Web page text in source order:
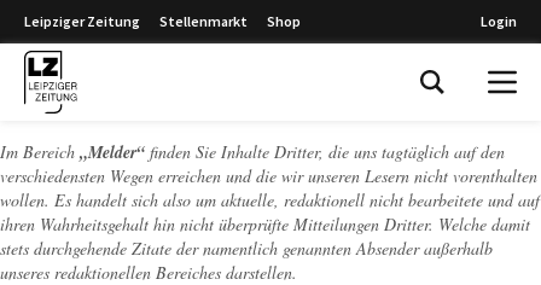
Leipziger Zeitung Stellenmarkt Shop Login
Im Bereich „Melder“ finden Sie Inhalte Dritter, die uns tagtäglich auf den
verschiedensten Wegen erreichen und die wir unseren Lesern nicht vorenthalten
wollen. Es handelt sich also um aktuelle, redaktionell nicht bearbeitete und auf
ihren Wahrheitsgehalt hin nicht überprüfte Mitteilungen Dritter. Welche damit
stets durchgehende Zitate der namentlich genannten Absender außerhalb
unseres redaktionellen Bereiches darstellen.